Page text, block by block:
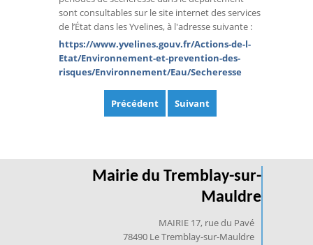
sont consultables sur le site internet des services
de l’État dans les Yvelines, à l'adresse suivante :
https://www.yvelines.gouv.fr/Actions-de-l-
Etat/Environnement-et-prevention-des-
risques/Environnement/Eau/Secheresse
Précédent Suivant
Mairie du Tremblay-sur-
Mauldre
MAIRIE 17, rue du Pavé
78490 Le Tremblay-sur-Mauldre